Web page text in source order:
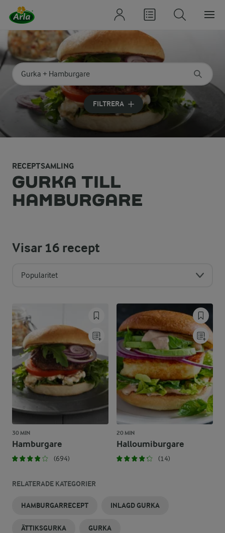
Sök på kategori eller ingrediens
Skriv in sökord för att få förslag
FILTRERA
RECEPTSAMLING
GURKA TILL
HAMBURGARE
Visar16 recept
Popularitet
30 MIN
Hamburgare
(694)
20 MIN
Halloumiburgare
(14)
RELATERADE KATEGORIER
HAMBURGARRECEPT INLAGD GURKA
ÄTTIKSGURKA GURKA